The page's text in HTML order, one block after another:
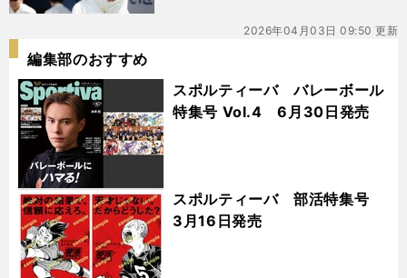
2026年04月03日 09:50 更新
編集部のおすすめ
スポルティーバ バレーボール
特集号 Vol.4 6月30日発売
スポルティーバ 部活特集号
3月16日発売